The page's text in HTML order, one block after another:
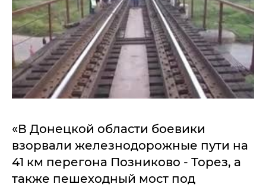
«В Донецкой области боевики
взорвали железнодорожные пути на
41 км перегона Позниково - Торез, а
также пешеходный мост под